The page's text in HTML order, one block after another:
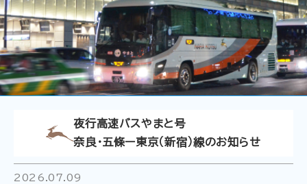
夜行高速バスやまと号
奈良・五條ー東京（新宿）線のお知らせ
2026.07.09